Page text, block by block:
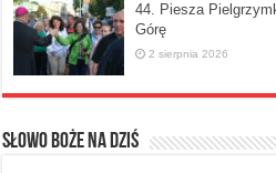
44. Piesza
Górę
2 sierpnia 2026
Słowo Boże na dziś